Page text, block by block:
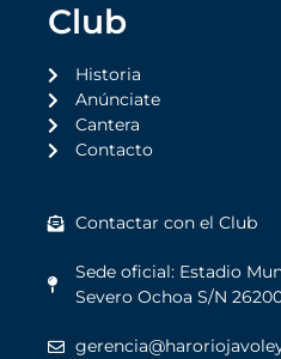
Club
Historia
Anúnciate
Cantera
Contacto
Contactar con el Club
Sede oficial: Estadio
Severo Ochoa S/N